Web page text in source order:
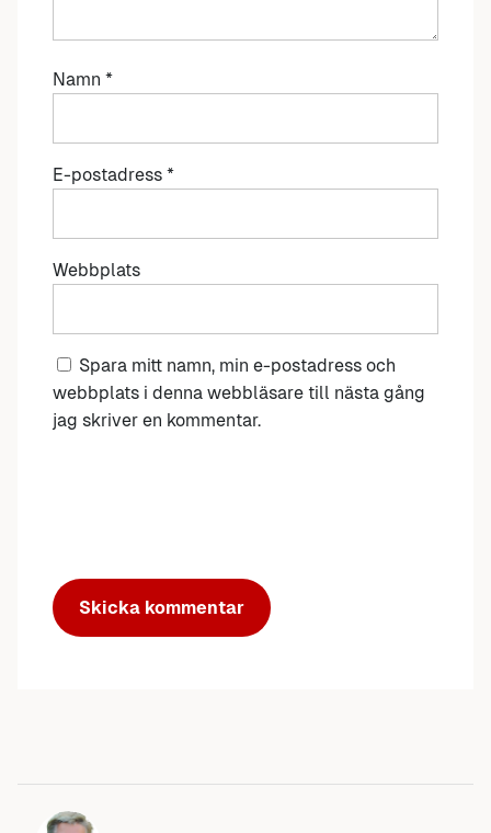
Namn *
E-postadress *
Webbplats
Spara mitt namn, min e-postadress och
webbplats i denna webbläsare till nästa gång
jag skriver en kommentar.